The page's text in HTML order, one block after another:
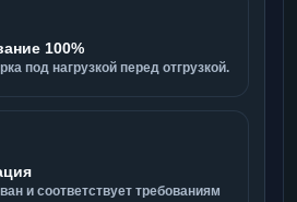
100%
под нагрузкой перед отгрузкой.
и соответствует требованиям